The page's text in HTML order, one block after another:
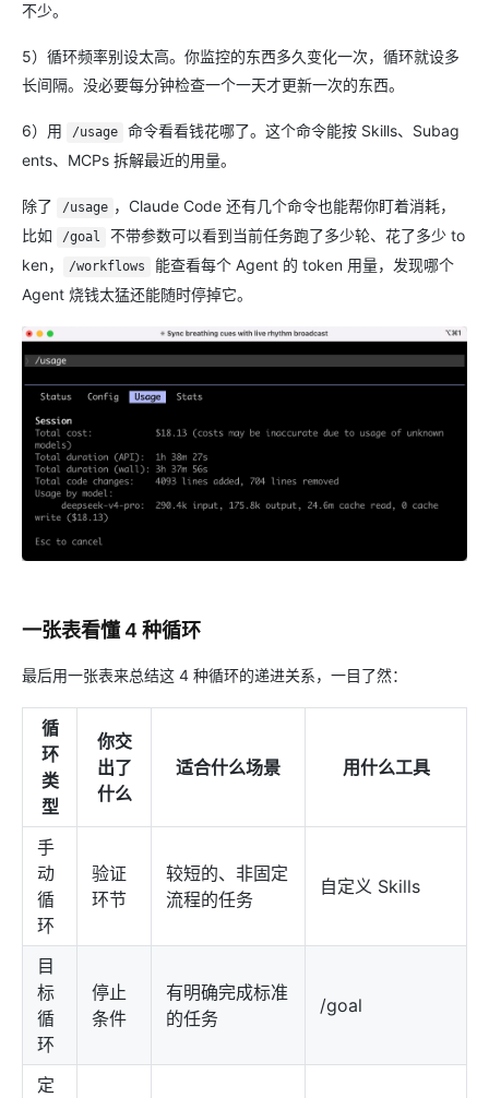
不少。
5）循环频率别设太高。你监控的东西多久变化一次，循环就设多
长间隔。没必要每分钟检查一个一天才更新一次的东西。
6）用 /usage
命令看看钱花哪了。这个命令能按 Skills、Subag
ents、MCPs 拆解最近的用量。
除了 /usage ，Claude Code 还有几个命令也能帮你盯着消耗，
比如
/goal
不带参数可以看到当前任务跑了多少轮、花了多少 to
ken，
/workflows
能查看每个 Agent 的 token 用量，发现哪个
Agent 烧钱太猛还能随时停掉它。
一张表看懂 4 种循环
最后用一张表来总结这 4 种循环的递进关系，一目了然：
循
环
类
型
你交
出了
什么
适合什么场景 用什么工具
手
动
循
环
验证
环节
较短的、非固定
流程的任务
自定义 Skills
目
标
循
环
停止
条件
有明确完成标准
的任务
/goal
定